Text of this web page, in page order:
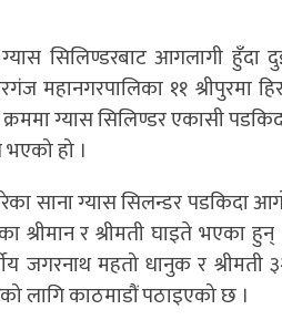
सिलिण्डरबाट आगलागी हुँदा
महानगरपालिका ११ श्रीपुरमा
ग्यास सिलिण्डर एकासी
हो ।
साना ग्यास सिलन्डर पडकिदा
र श्रीमती घाइते भएका हुन्
जगरनाथ महतो धानुक र श्रीमती
लागि काठमाडौं पठाइएको छ ।